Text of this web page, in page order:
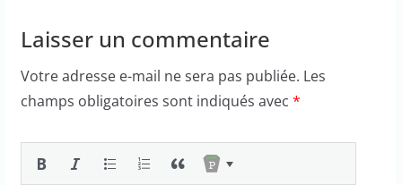
Laisser un commentaire
Votre adresse e-mail ne sera pas publiée. Les
champs obligatoires sont indiqués avec *